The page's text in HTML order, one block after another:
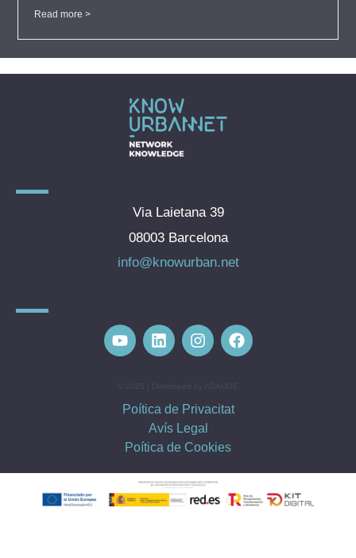
Read more >
Via Laietana 39
08003 Barcelona
info@knowurban.net
Poítica de Privacitat
Avís Legal
Poítica de Cookies